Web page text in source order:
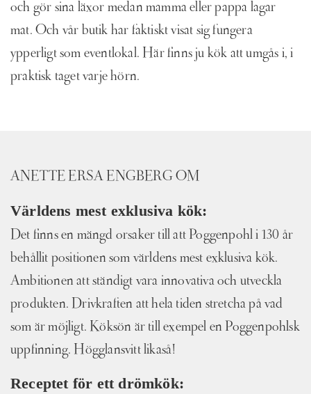
och gör sina läxor medan mamma eller pappa lagar
mat. Och vår butik har faktiskt visat sig fungera
ypperligt som eventlokal. Här finns ju kök att umgås i, i
praktisk taget varje hörn.
ANETTE ERSA ENGBERG OM
Världens mest exklusiva kök:
Det finns en mängd orsaker till att Poggenpohl i 130 år
behållit positionen som världens mest exklusiva kök.
Ambitionen att ständigt vara innovativa och utveckla
produkten. Drivkraften att hela tiden stretcha på vad
som är möjligt. Köksön är till exempel en Poggenpohlsk
uppfinning. Högglansvitt likaså!
Receptet för ett drömkök: